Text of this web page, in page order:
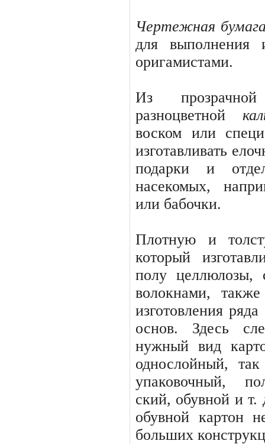
Чертежная
для выполнения
оригамистами.
Из
разноцветной
воском или
изго­тавливать
подарки и
насекомых,
или бабочки.
Плотную и
который
полу
волокнами,
изготовления
основ. Здесь
нужный вид
однослойный,
упаковочный,
ский, обувной и
обувной картон
больших